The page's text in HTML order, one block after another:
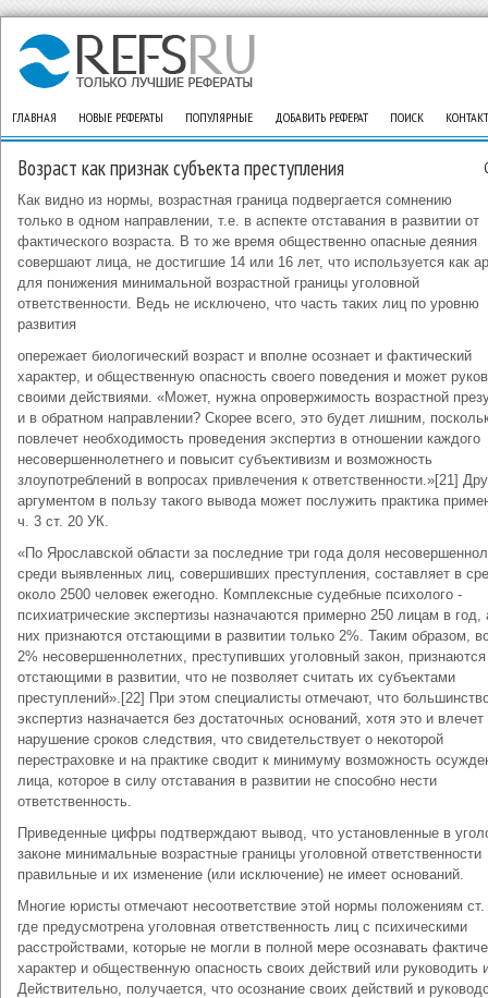
ГЛАВНАЯ НОВЫЕ РЕФЕРАТЫ ПОПУЛЯРНЫЕ ДОБАВИТЬ РЕФЕРАТ ПОИСК
Возраст как признак субъекта преступления
Как видно из нормы, возрастная граница подвергается сомнению
только в одном направлении, т.е. в аспекте отставания в развитии от
фактического возраста. В то же время общественно опасные деяния
совершают лица, не достигшие 14 или 16 лет, что используется как
для понижения минимальной возрастной границы уголовной
ответственности. Ведь не исключено, что часть таких лиц по уровню
развития
опережает биологический возраст и вполне осознает и фактический
характер, и общественную опасность своего поведения и может
своими действиями. «Может, нужна опровержимость возрастной
и в обратном направлении? Скорее всего, это будет лишним,
повлечет необходимость проведения экспертиз в отношении каждого
несовершеннолетнего и повысит субъективизм и возможность
злоупотреблений в вопросах привлечения к ответственности.»[21]
аргументом в пользу такого вывода может послужить практика
ч. 3 ст. 20 УК.
«По Ярославской области за последние три года доля
среди выявленных лиц, совершивших преступления, составляет в
около 2500 человек ежегодно. Комплексные судебные психолого -
психиатрические экспертизы назначаются примерно 250 лицам в год,
них признаются отстающими в развитии только 2%. Таким образом,
2% несовершеннолетних, преступивших уголовный закон, признаются
отстающими в развитии, что не позволяет считать их субъектами
преступлений».[22] При этом специалисты отмечают, что
экспертиз назначается без достаточных оснований, хотя это и влечет
нарушение сроков следствия, что свидетельствует о некоторой
перестраховке и на практике сводит к минимуму возможность
лица, которое в силу отставания в развитии не способно нести
ответственность.
Приведенные цифры подтверждают вывод, что установленные в
законе минимальные возрастные границы уголовной ответственности
правильные и их изменение (или исключение) не имеет оснований.
Многие юристы отмечают несоответствие этой нормы положениям
где предусмотрена уголовная ответственность лиц с психическими
расстройствами, которые не могли в полной мере осознавать
характер и общественную опасность своих действий или руководить
Действительно, получается, что осознание своих действий и